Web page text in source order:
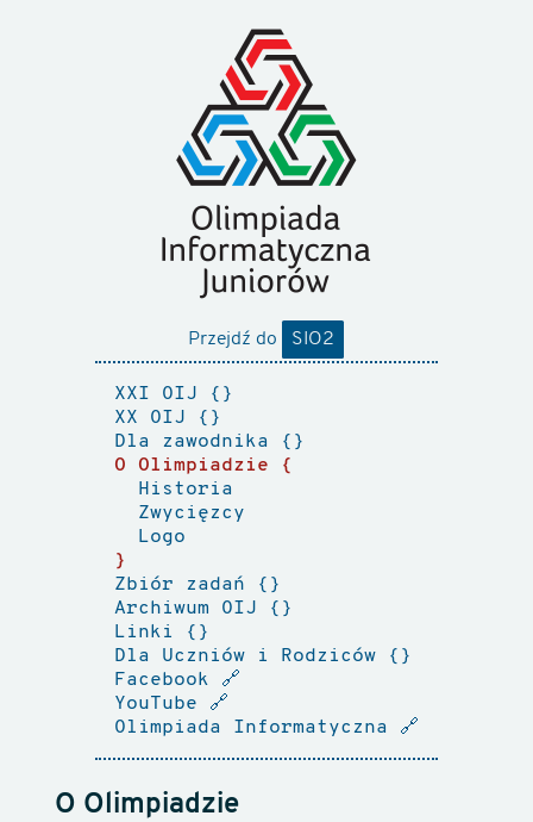
Przejdź do SIO2
XXI OIJ
XX OIJ
Dla zawodnika
O Olimpiadzie
Historia
Zwycięzcy
Logo
Zbiór zadań
Archiwum OIJ
Linki
Dla Uczniów i Rodziców
Facebook 🔗
YouTube 🔗
Olimpiada Informatyczna
🔗
O Olimpiadzie